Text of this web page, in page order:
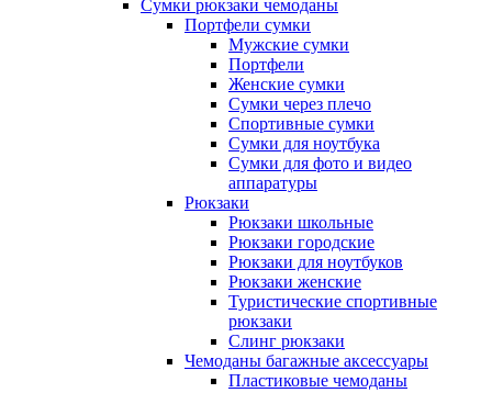
Сумки рюкзаки чемоданы
Портфели сумки
Мужские сумки
Портфели
Женские сумки
Сумки через плечо
Спортивные сумки
Сумки для ноутбука
Сумки для фото и видео
аппаратуры
Рюкзаки
Рюкзаки школьные
Рюкзаки городские
Рюкзаки для ноутбуков
Рюкзаки женские
Туристические спортивные
рюкзаки
Слинг рюкзаки
Чемоданы багажные аксессуары
Пластиковые чемоданы